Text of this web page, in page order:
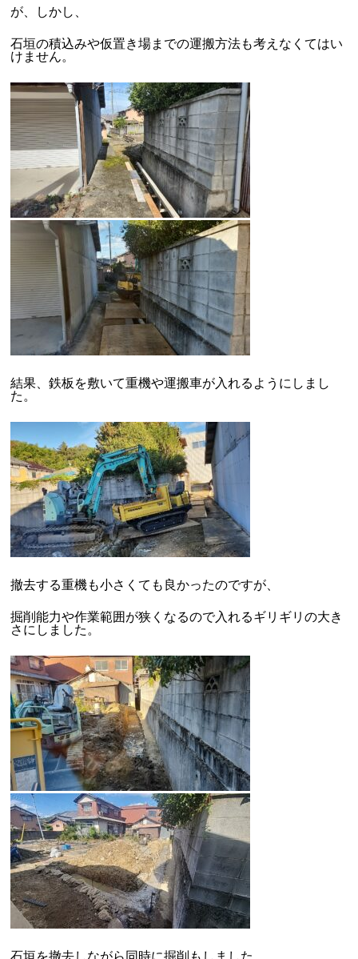
が、しかし、
石垣の積込みや仮置き場までの運搬方法も考えなくてはい
けません。
結果、鉄板を敷いて重機や運搬車が入れるようにしまし
た。
撤去する重機も小さくても良かったのですが、
掘削能力や作業範囲が狭くなるので入れるギリギリの大き
さにしました。
石垣を撤去しながら同時に掘削もしました。